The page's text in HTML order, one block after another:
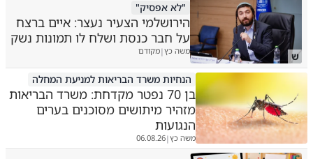
ש
"לא אפסיק"
הירושלמי הצעיר נעצר: איים ברצח
על חבר כנסת ושלח לו תמונות נשק
משה כץ|מקודם
הנחיות משרד הבריאות למניעת המחלה
בן 70 נפטר מקדחת: משרד הבריאות
מזהיר מיתושים מסוכנים בערים
הנגועות
משה כץ|
06.08.26